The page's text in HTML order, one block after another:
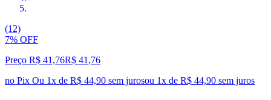
(12)
7% OFF
Preço R$ 41,76R$ 41 ,76
no Pix Ou 1x de R$ 44,90 sem jurosou 1x de R$ 44,90 sem juros